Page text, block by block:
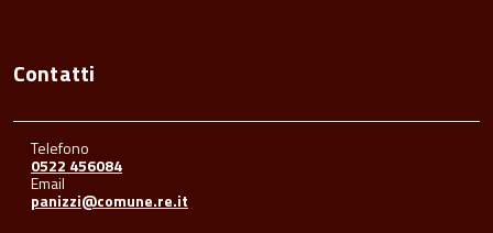
Contatti
Telefono
0522 456084
Email
panizzi@comune.re.it